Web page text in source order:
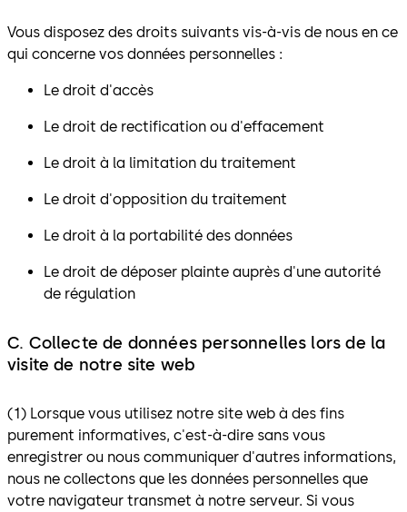
Vous disposez des droits suivants vis-à-vis de nous en ce
qui concerne vos données personnelles :
Le droit d'accès
Le droit de rectification ou d'effacement
Le droit à la limitation du traitement
Le droit d'opposition du traitement
Le droit à la portabilité des données
Le droit de déposer plainte auprès d'une autorité
de régulation
C. Collecte de données personnelles lors de la
visite de notre site web
(1) Lorsque vous utilisez notre site web à des fins
purement informatives, c'est-à-dire sans vous
enregistrer ou nous communiquer d'autres informations,
nous ne collectons que les données personnelles que
votre navigateur transmet à notre serveur. Si vous